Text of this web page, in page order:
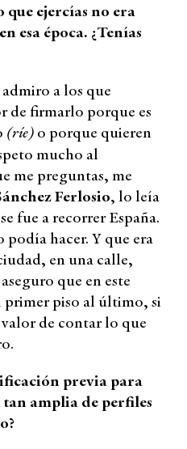
que ejercías no era
esa época. ¿Tenías
a los que
de firmarlo porque es
(ríe) o porque quieren
mucho al
me preguntas, me
Ferlosio, lo leía
fue a recorrer España.
podía hacer. Y que era
en una calle,
que en este
primer piso al último, si
de contar lo que
previa para
amplia de perfiles